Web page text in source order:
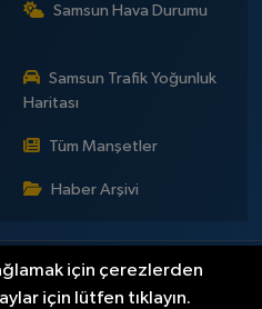
Samsun Hava Durumu
Samsun Trafik Yoğunluk
Haritası
Tüm Manşetler
Haber Arşivi
Gizlilik Sözleşmesi
Yayın İlkeleri
Hakkımızda
için çerezlerden
için lütfen tıklayın.